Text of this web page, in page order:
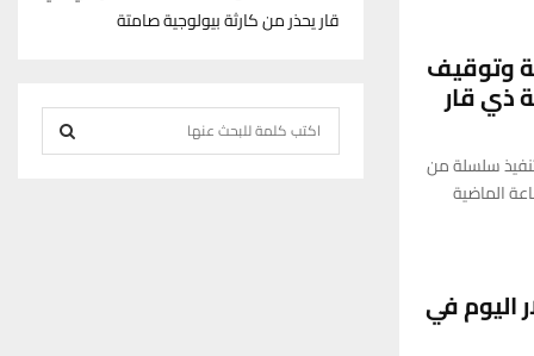
وتوقيف
سلسلة من
الماضية
اليوم في
قار يحذر من كارثة بيولوجية صامتة
e